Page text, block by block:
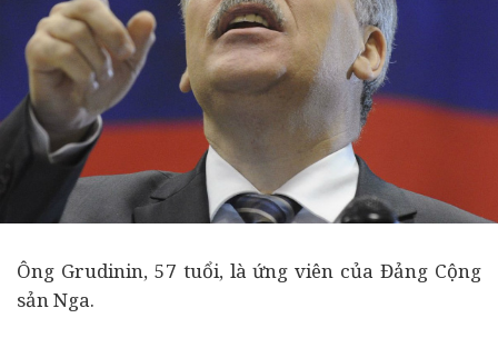
Ông Grudinin, 57 tuổi, là ứng viên của Đảng Cộng
sản Nga.